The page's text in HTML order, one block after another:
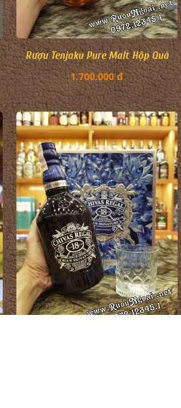
Rượu Tenjaku Pure Malt Hộp Quà
1.700.000 đ